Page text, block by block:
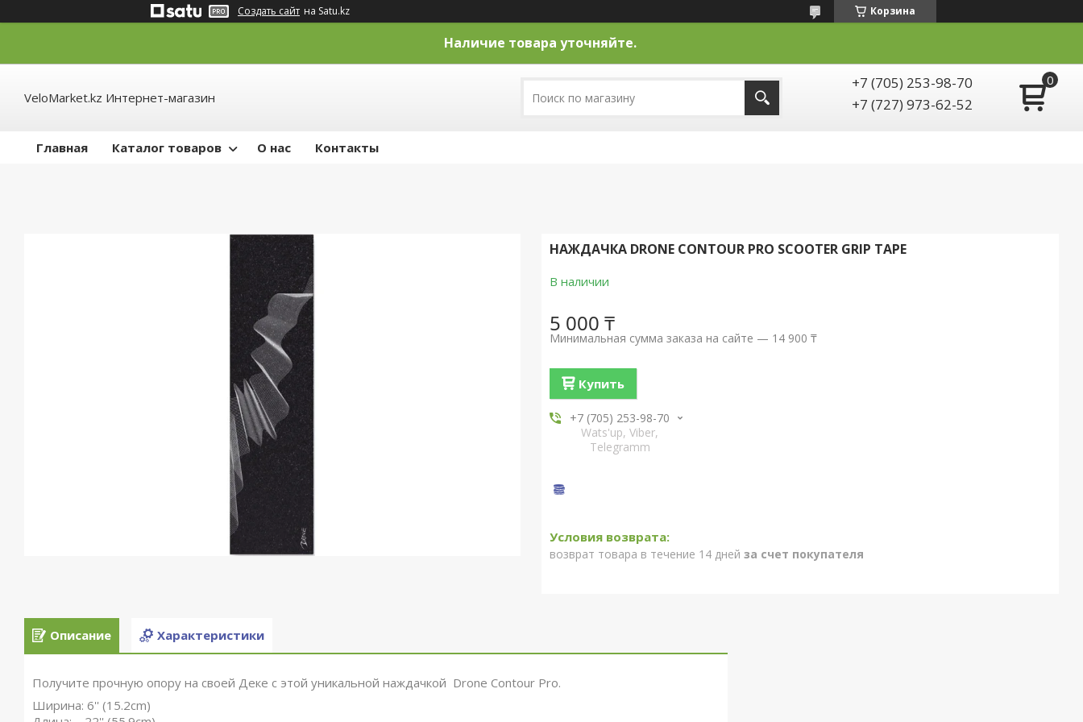
Создать сайт на Satu.kz Корзина
Наличие товара уточняйте.
VeloMarket.kz Интернет-магазин
+7 (705) 253-98-70
+7 (727) 973-62-52
Главная Каталог товаров О нас Контакты
НАЖДАЧКА DRONE CONTOUR PRO SCOOTER GRIP TAPE
В наличии
5 000 ₸
Минимальная сумма заказа на сайте — 14 900 ₸
Купить
+7 (705) 253-98-70
Wats'up, Viber,
Telegramm
возврат товара в течение 14 дней за счет покупателя
Описание Характеристики
Получите прочную опору на своей Деке с этой уникальной наждачкой Drone Contour Pro.
Ширина: 6'' (15.2cm)